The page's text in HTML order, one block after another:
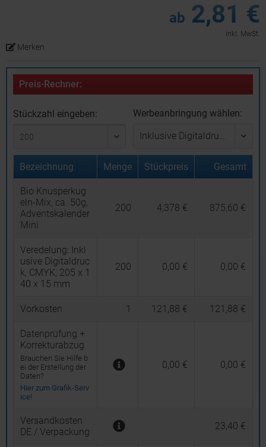
ab 2,81 €
inkl. MwSt.
Merken
Preis-Rechner:
Stückzahl eingeben: Werbeanbringung wählen:
Bezeichnung Menge Stückpreis Gesamt
Bio Knusperkug
eln-Mix, ca. 50g,
Adventskalender
Mini
200 4,378 € 875,60 €
Veredelung: Inkl
usive Digitaldruc
k, CMYK, 205 x 1
40 x 15 mm
200 0,00 € 0,00 €
Vorkosten 1 121,88 € 121,88 €
Datenprüfung +
Korrekturabzug
Brauchen Sie Hilfe b
ei der Erstellung der
Daten?
Hier zum Grafik-Serv
ice!
0,00 € 0,00 €
Versandkosten
DE / Verpackung
23,40 €